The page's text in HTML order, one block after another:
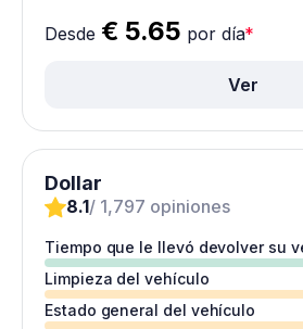
Desde € 5.65 por día*
Ver
Dollar
8.1/ 1,797 opiniones
Tiempo que le llevó devolver su
Limpieza del vehículo
Estado general del vehículo